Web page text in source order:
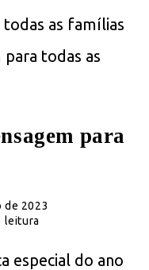
todas as
para
de 2023
leitura
especial do ano